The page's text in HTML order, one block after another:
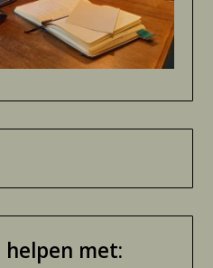
helpen met: